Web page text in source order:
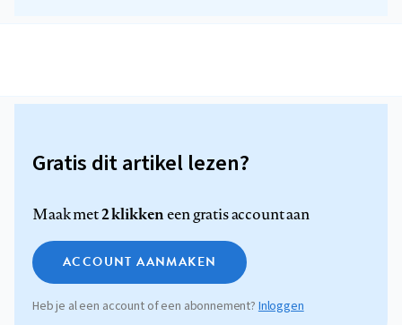
Gratis dit artikel lezen?
Maak met2 klikkeneen gratis account aan
ACCOUNT AANMAKEN
Heb je al een account of een abonnement? Inloggen